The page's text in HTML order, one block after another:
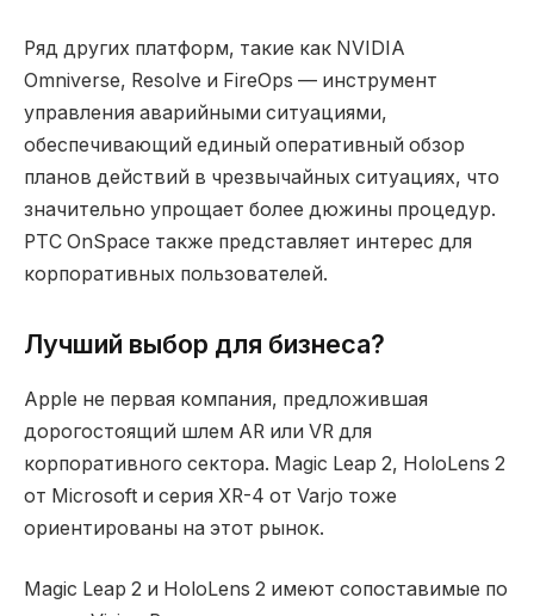
Ряд других платформ, такие как NVIDIA
Omniverse, Resolve и FireOps — инструмент
управления аварийными ситуациями,
обеспечивающий единый оперативный обзор
планов действий в чрезвычайных ситуациях, что
значительно упрощает более дюжины процедур.
PTC OnSpace также представляет интерес для
корпоративных пользователей.
Лучший выбор для бизнеса?
Apple не первая компания, предложившая
дорогостоящий шлем AR или VR для
корпоративного сектора. Magic Leap 2, HoloLens 2
от Microsoft и серия XR-4 от Varjo тоже
ориентированы на этот рынок.
Magic Leap 2 и HoloLens 2 имеют сопоставимые по